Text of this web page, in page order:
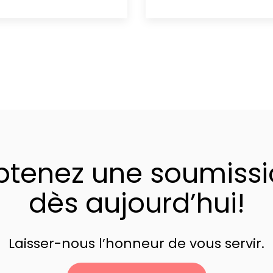
une
dès aujourd’hui!
Laisser-nous l’honneur de vous servir.